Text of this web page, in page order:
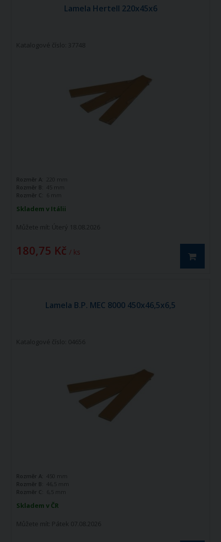
Lamela Hertell 220x45x6
Katalogové číslo: 37748
Skladem v Itálii
Můžete mít: Úterý 18.08.2026
180,75 Kč / ks
Rozměr A:
220 mm
Rozměr B:
45 mm
Rozměr C: 6 mm
Lamela B.P. MEC 8000 450x46,5x6,5
Katalogové číslo: 04656
Skladem v ČR
Můžete mít: Pátek 07.08.2026
Rozměr A:
450 mm
Rozměr B:
46,5 mm
Rozměr C: 6,5 mm